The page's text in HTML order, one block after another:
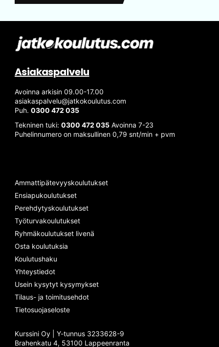
Asiakaspalvelu
Avoinna arkisin 09.00-17.00
asiakaspalvelu@jatkokoulutus.com
Puh. 0300 472 035
Tekninen tuki: 0300 472 035 Avoinna 7-23
Puhelinnumero on maksullinen 0,79 snt/min + pvm
Ammattipätevyyskoulutukset
Ensiapukoulutukset
Perehdytyskoulutukset
Työturvakoulutukset
Ryhmäkoulutukset livenä
Osta koulutuksia
Koulutushaku
Yhteystiedot
Usein kysytyt kysymykset
Tilaus- ja toimitusehdot
Tietosuojaseloste
Kurssini Oy | Y-tunnus 3233628-9
Brahenkatu 4, 53100 Lappeenranta